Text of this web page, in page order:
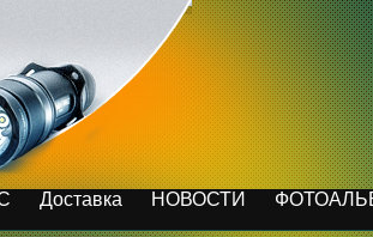
Доставка НОВОСТИ